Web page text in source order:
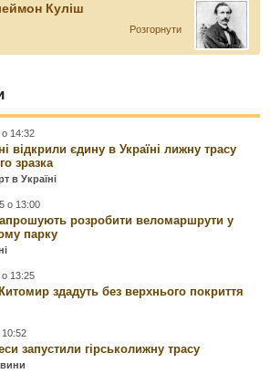
Куліш
Розгорнути
о 14:32
відкрили єдину в Україні лижну трасу
зразка
в Україні
о 13:00
розробити веломаршрути у
парку
о 13:25
здадуть без верхнього покриття
10:52
запустили гірськолижну трасу